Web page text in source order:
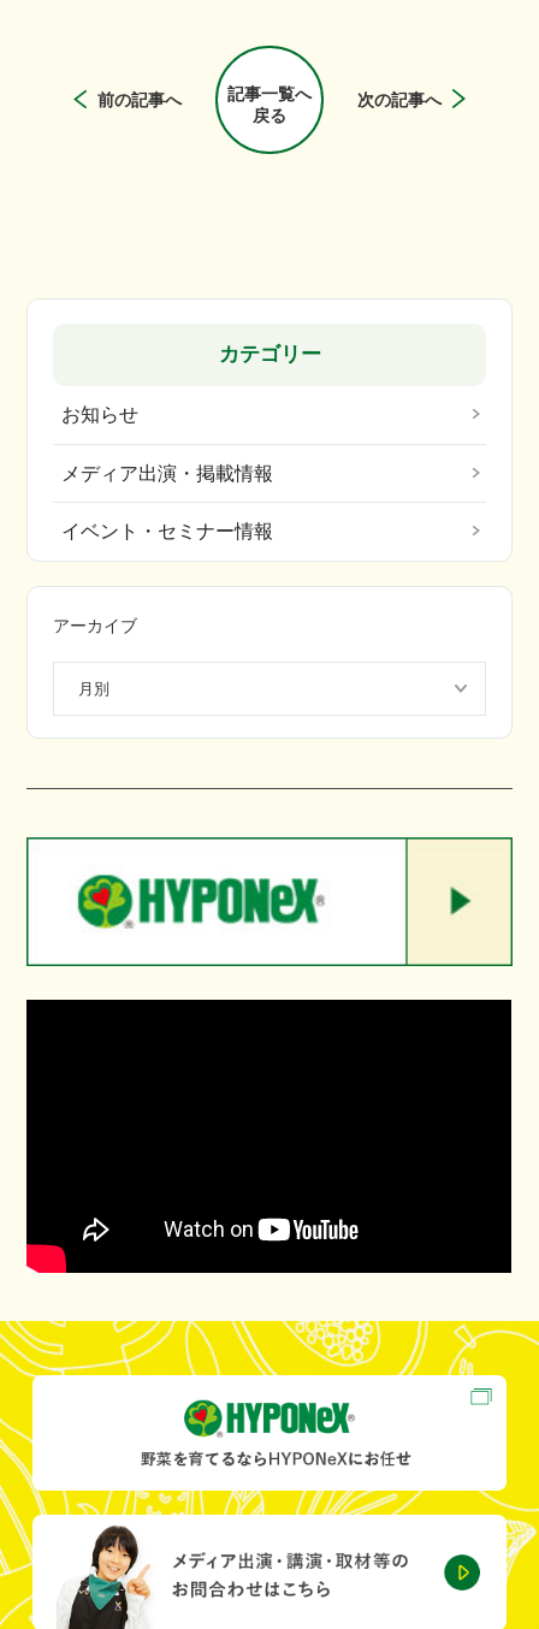
前の記事へ
記事一覧へ
戻る
次の記事へ
カテゴリー
お知らせ
メディア出演・掲載情報
イベント・セミナー情報
アーカイブ